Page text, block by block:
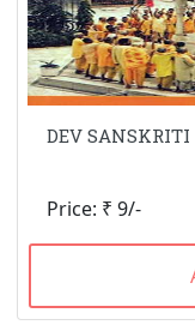
DEV
Price: ₹ 9/-